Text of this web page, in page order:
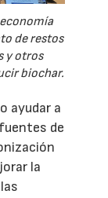
de restos
y otros
biochar.
ayudar a
de
la